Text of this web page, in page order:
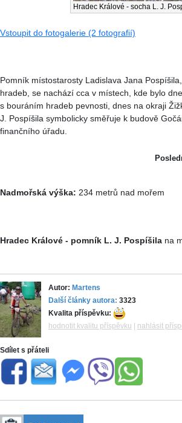
Hradec Králové - socha L. J.
Vstoupit do fotogalerie (2 fotografií)
Pomník místostarosty Ladislava Jana
hradeb, se nachází cca v místech, kde bylo
s bouráním hradeb pevnosti, dnes na okraji
J. Pospíšila symbolicky směřuje k budově
finančního úřadu.
Nadmořská výška: 234 metrů nad mořem
Hradec Králové - pomník L. J. Pospíšila na
Autor: Martens
Další články autora: 3323
Kvalita příspěvku:
hodnotit kvalitu příspěvku
nahlásit
Sdílet s přáteli